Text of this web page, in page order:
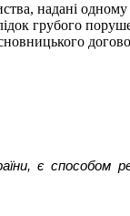
надані
грубого
є способом